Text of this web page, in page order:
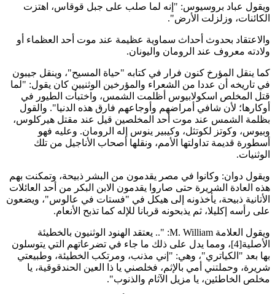
عباد بروسيوس: "إنه لما صلب على جبل قوقاس، اهتزت
وزلزلت الأرض".
بحدوث أحداث سماوية عظيمة عند موت أحد العظماء أو
معروف عند الرومان واليونان.
ينقل المؤرخ كنون فرار في كتابه "حياة المسيح"، وينقل جيبون
تاريخه أن عددا من الشعراء والمؤرخين الوثنيين كان يقول: "لما
المخلص اسكولابيوس أظلمت الشمس، واختبأت الطيور في
لأن شافي أمراضهم وأوجاعهم فارق هذه الدنيا". والقول
الشمس عند موت أحد المخلصين قيل عند مقتل هيركلوس،
وكوتز لكوتثل، وكيبير ينوس إله الرومان. وعليه فهو
قديمة تداولتها الأمم، ونقلها أصحاب الأناجيل من تلك
دوان: وكانوا في مصر يقدمون من البشر ذبيحة، وتمكنت بهم
العادة الشريرة حتى صاروا يقدمون الابن البكر من أحد العائلات
ذبيحة، يأخذونه إلى هيكل في "فستات في عالوس"، ويضعون
رأسه إكليلا، ثم يذبحونه قربانا للإله كما تذبح الأنعام.
ويقول العلامة M. William: ".. يعتقد الهنود الوثنيون بالخطيئة
الأصلية[4]، ومما يدل على ذلك ما جاء في تضرعاتهم التي يتوسلون
بعد "الكياتري"، وهي: "إني مذنب، ومرتكب الخطيئة، وطبيعتي
وحملتني أمي بالإثم، فخلصني يا ذا العين الحندقوقية، يا
الخاطئين، يا مزيل الآثام والذنوب".